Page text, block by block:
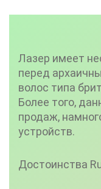
Лазер имеет
перед
волос типа
Более того,
продаж,
устройств.
Достоинства